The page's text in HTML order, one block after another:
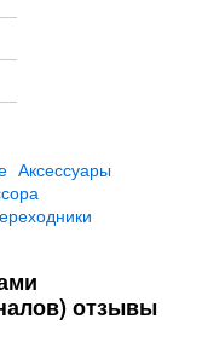
Аксессуары
отзывы